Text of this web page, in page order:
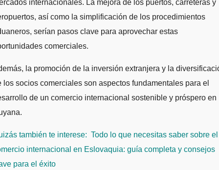
internacionales. La mejora de los puertos, carreteras y
así como la simplificación de los procedimientos
serían pasos clave para aprovechar estas
comerciales.
la promoción de la inversión extranjera y la
los socios comerciales son aspectos fundamentales para el
de un comercio internacional sostenible y próspero en
también te interese: Todo lo que necesitas saber sobre el
internacional en Eslovaquia: guía completa y consejos
para el éxito